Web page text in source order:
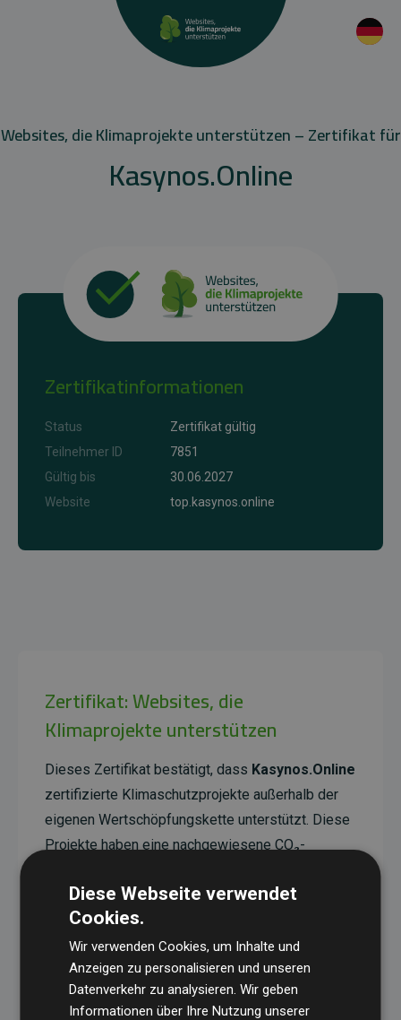
Websites, die Klimaprojekte unterstützen – Zertifikat für
Kasynos.Online
Zertifikatinformationen
Status
Zertifikat gültig
Teilnehmer ID
7851
Gültig bis
30.06.2027
Website
top.kasynos.online
Zertifikat: Websites, die
Klimaprojekte unterstützen
Dieses Zertifikat bestätigt, dass Kasynos.Online
zertifizierte Klimaschutzprojekte außerhalb der
eigenen Wertschöpfungskette unterstützt. Diese
Projekte haben eine nachgewiesene CO₂-
Doppelten der geschätzten Emissionen der
Website entspricht.
Alle unterstützten Projekte werden durch
Standardverifiziert und erfüllen höchste
Anforderungen an Qualität, tatsächliche
Diese Webseite verwendet
Cookies.
Wir verwenden Cookies, um Inhalte und
Anzeigen zu personalisieren und unseren
Datenverkehr zu analysieren. Wir geben
Informationen über Ihre Nutzung unserer